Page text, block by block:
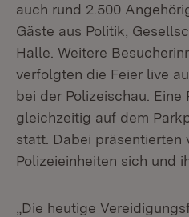
auch rund 2.500
Gäste aus Politik,
Halle. Weitere
verfolgten die Feier live
bei der Polizeischau. Eine
gleichzeitig auf dem
statt. Dabei präsentierten
Polizeieinheiten sich und
„Die heutige